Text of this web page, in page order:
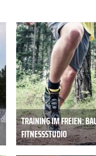
TRAINING IM FREIEN:
FITNESSSTUDIO